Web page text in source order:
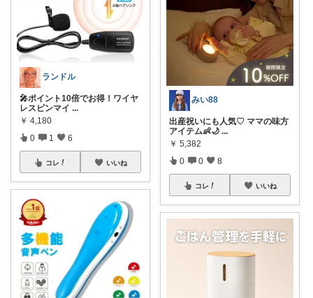
ランドル
🎤ポイント10倍でお得！ワイヤ
レスピンマイ ...
￥ 4,180
0 1 6
コレ いいね
みい88
出産祝いにも人気♡ ママの味方
アイテム👶🌙 ...
￥ 5,382
0 0 8
コレ いいね